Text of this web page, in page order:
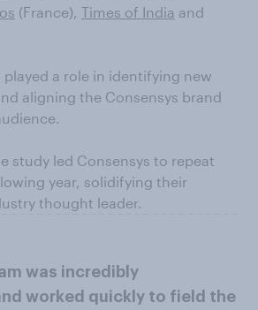
(France), Times of India and
played a role in identifying new
aligning the Consensys brand
study led Consensys to repeat
year, solidifying their
thought leader.
was incredibly
worked quickly to field the